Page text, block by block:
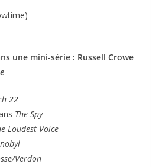
une mini-série : Russell Crowe
22
The Spy
Loudest Voice
Verdon